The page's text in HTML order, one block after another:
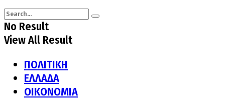
No Result
View All Result
ΠΟΛΙΤΙΚΗ
ΕΛΛΑΔΑ
ΟΙΚΟΝΟΜΙΑ